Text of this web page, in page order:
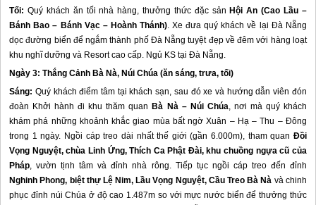
Tối:Quý khách ăn tối nhà hàng, thưởng thức đặc sản Hội An (Cao Lầu –
Bánh Bao – Bánh Vạc – Hoành Thánh). Xe đưa quý khách về lại Đà Nẵng
dọc đường biển để ngắm thành phố Đà Nẵng tuyệt đẹp về đêm với hàng loạt
khu nghĩ dưỡng và Resort cao cấp. Ngủ KS tạiĐà Nẵng.
Ngày 3: Thắng Cảnh Bà Nà, Núi Chúa (ăn sáng, trưa, tối)
Sáng: Quý khách điểm tâm tại khách sạn, sau đó xe và hướng dẫn viên đón
đoàn Khởi hành đi khu thăm quan Bà Nà – Núi Chúa, nơi mà quý khách
khám phá những khoảnh khắc giao mùa bất ngờ Xuân – Hạ – Thu – Đông
trong 1 ngày. Ngồi cáp treo dài nhất thế giới (gần 6.000m), tham quan Đồi
Vọng Nguyệt, chùa Linh Ứng, Thích Ca Phật Đài, khu chuồng ngựa cũ của
Pháp, vườn tịnh tâm và đỉnh nhà rông. Tiếp tục ngồi cáp treo đến đỉnh
Nghinh Phong, biệt thự Lệ Nim, Lầu Vọng Nguyệt, Cầu Treo Bà Nà và chinh
phục đỉnh núi Chúa ở độ cao 1.487m so với mực nước biển để thưởng thức